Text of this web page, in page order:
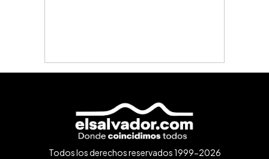
Todos los derechos reservados 1999-2026